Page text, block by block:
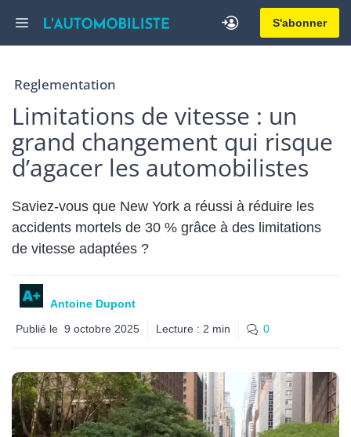
S'abonner
Menu
Reglementation
Limitations de vitesse : un
grand changement qui risque
d’agacer les automobilistes
Saviez-vous que New York a réussi à réduire les
accidents mortels de 30 % grâce à des limitations
de vitesse adaptées ?
Antoine Dupont
Publié le 9 octobre 2025 Lecture : 2 min 0